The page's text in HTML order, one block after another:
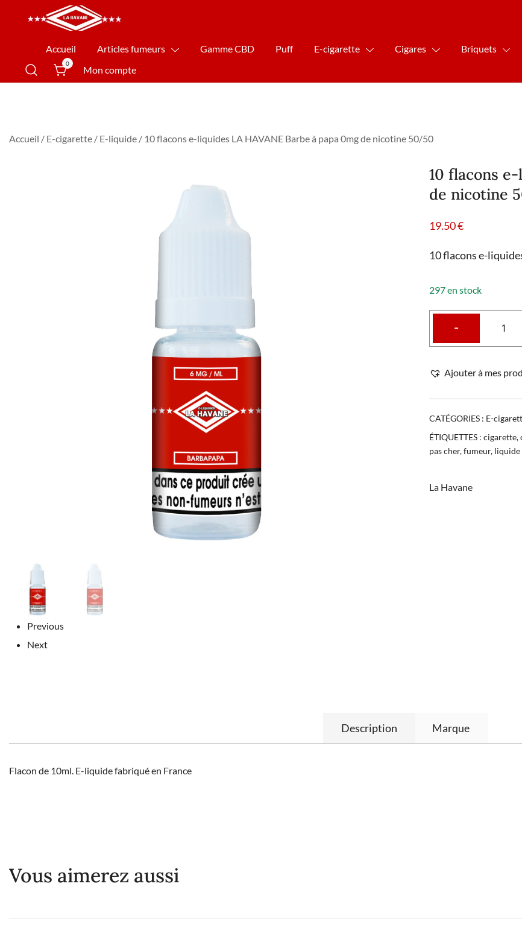
La Havane Nîmes
Accueil Articles fumeurs Gamme CBD Puff E-cigarette Cigares Briquets
0
Mon compte
Accueil / E-cigarette / E-liquide / 10 flacons e-liquides LA HAVANE Barbe à papa 0mg de nicotine 50/50
Previous
Next
10 flacons
de nicotine
19.50€
10 flacons e-
297 en stock
-
Ajouter à mes
CATÉGORIES : E-
ÉTIQUETTES : cigarette,
pas cher,fumeur, liquide
La Havane
Description Marque
Flacon de 10ml. E-liquide fabriqué en France
Vous aimerez aussi